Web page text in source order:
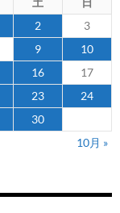
2
3
9
10
16
17
23
24
30
10月 »